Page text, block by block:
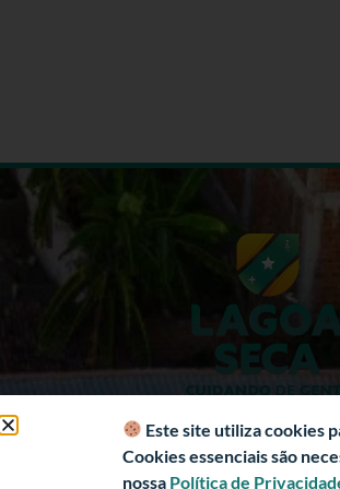
Este site utiliza cookies
Cookies essenciais são
nossa Política de